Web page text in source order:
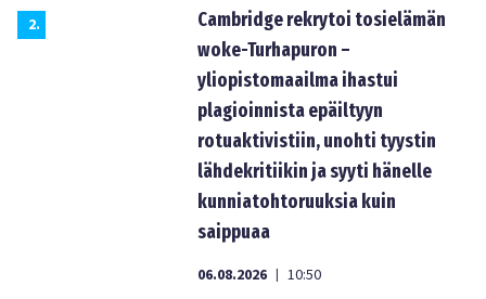
2.
Cambridge rekrytoi tosielämän
woke-Turhapuron –
yliopistomaailma ihastui
plagioinnista epäiltyyn
rotuaktivistiin, unohti tyystin
lähdekritiikin ja syyti hänelle
kunniatohtoruuksia kuin
saippuaa
06.08.2026 | 10:50